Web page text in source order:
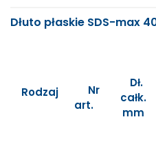
Dłuto płaskie SDS-max
Rodzaj
Nr
art.
Dł.
całk.
mm